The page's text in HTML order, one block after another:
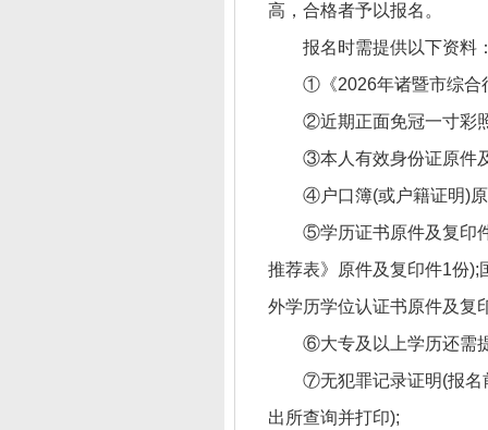
高，合格者予以报名。
报名时需提供以下资料
①《2026年诸暨市综合
②近期正面免冠一寸彩
③本人有效身份证原件
④户口簿(或户籍证明)
⑤学历证书原件及复印
推荐表》原件及复印件1份);
外学历学位认证书原件及复
⑥大专及以上学历还需
⑦无犯罪记录证明(报名
出所查询并打印);